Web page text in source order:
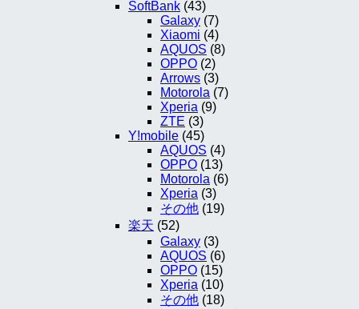
SoftBank (43)
Galaxy (7)
Xiaomi (4)
AQUOS (8)
OPPO (2)
Arrows (3)
Motorola (7)
Xperia (9)
ZTE (3)
Y!mobile (45)
AQUOS (4)
OPPO (13)
Motorola (6)
Xperia (3)
その他 (19)
楽天 (52)
Galaxy (3)
AQUOS (6)
OPPO (15)
Xperia (10)
その他 (18)